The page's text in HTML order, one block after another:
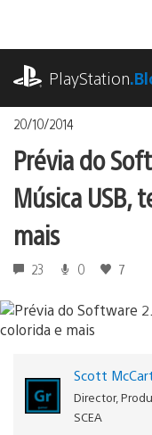
o
conteúdoPlayStation
20/10/2014
Prévia do
Música USB,
mais
23 0 7
Scott
Director,
SCEA